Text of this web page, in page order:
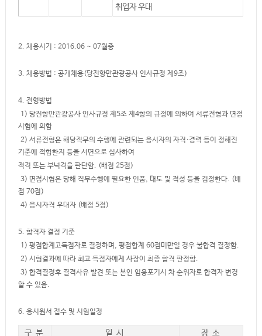
취업자 우대
2. 채용시기 : 2016.06 ~ 07월중
3. 채용방법 : 공개채용(당진항만관광공사 인사규정 제9조)
4. 전형방법
1) 당진항만관광공사 인사규정 제5조 제4항의 규정에 의하여 서류전형과 면접
시험에 의함
2) 서류전형은 해당직무의 수행에 관련되는 응시자의 자격·경력 등이 정해진
기준에 적합한지 등을 서면으로 심사하여
적격 또는 부넉격을 판단함. (배점 25점)
3) 면접시험은 당해 직무수행에 필요한 인품, 태도 및 적성 등을 검정한다. (배
점 70점)
4) 응시자격 우대자 (배점 5점)
5. 합격자 결정 기준
1) 평점합계고득점자로 결정하며, 평점합계 60점미만일 경우 불합격 결정함.
2) 시험결과에 따라 최고 득점자에게 사장이 최종 합격 판정함.
3) 합격결정후 결격사유 발견 또는 본인 임용포기시 차 순위자로 합격자 변경
할 수 있음.
6. 응시원서 접수 및 시험일정
구 분 일 시 장 소